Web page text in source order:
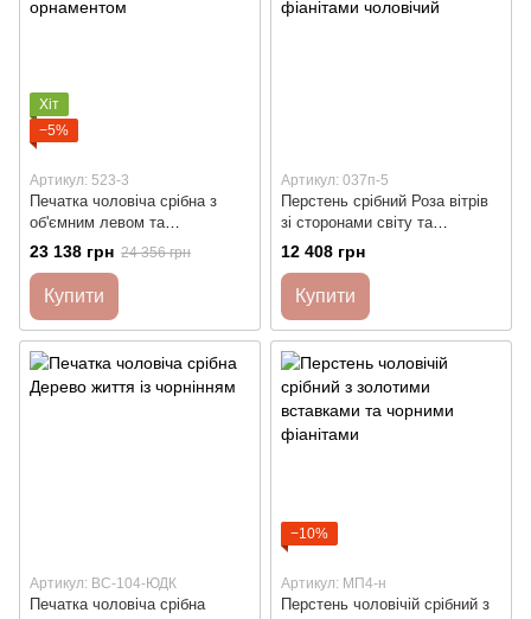
Хіт
−5%
Артикул: 523-3
Печатка чоловіча срібна з
об'ємним левом та
орнаментом
23 138 грн 24 356 грн
Купити
Артикул: 037п-5
Перстень срібний Роза вітрів
зі сторонами світу та
фіанітами чоловічий
12 408 грн
Купити
Артикул: ВС-104-ЮДК
Печатка чоловіча срібна
−10%
Артикул: МП4-н
Перстень чоловічій срібний з